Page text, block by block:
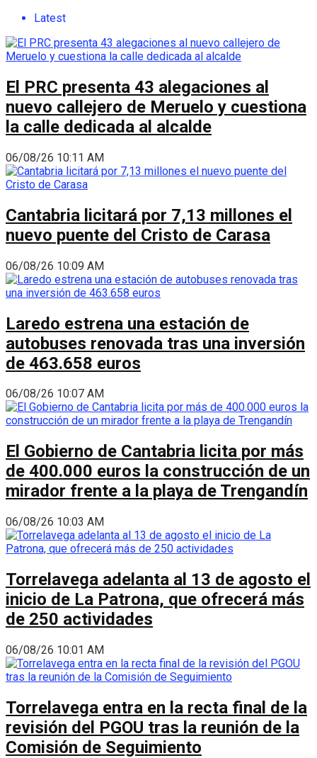
Latest
El PRC presenta 43 alegaciones al
nuevo callejero de Meruelo y cuestiona
la calle dedicada al alcalde
06/08/26 10:11 AM
Cantabria licitará por 7,13 millones el
nuevo puente del Cristo de Carasa
06/08/26 10:09 AM
Laredo estrena una estación de
autobuses renovada tras una inversión
de 463.658 euros
06/08/26 10:07 AM
El Gobierno de Cantabria licita por más
de 400.000 euros la construcción de un
mirador frente a la playa de Trengandín
06/08/26 10:03 AM
Torrelavega adelanta al 13 de agosto el
inicio de La Patrona, que ofrecerá más
de 250 actividades
06/08/26 10:01 AM
Torrelavega entra en la recta final de la
revisión del PGOU tras la reunión de la
Comisión de Seguimiento